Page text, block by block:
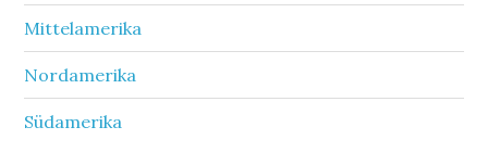
Mittelamerika
Nordamerika
Südamerika